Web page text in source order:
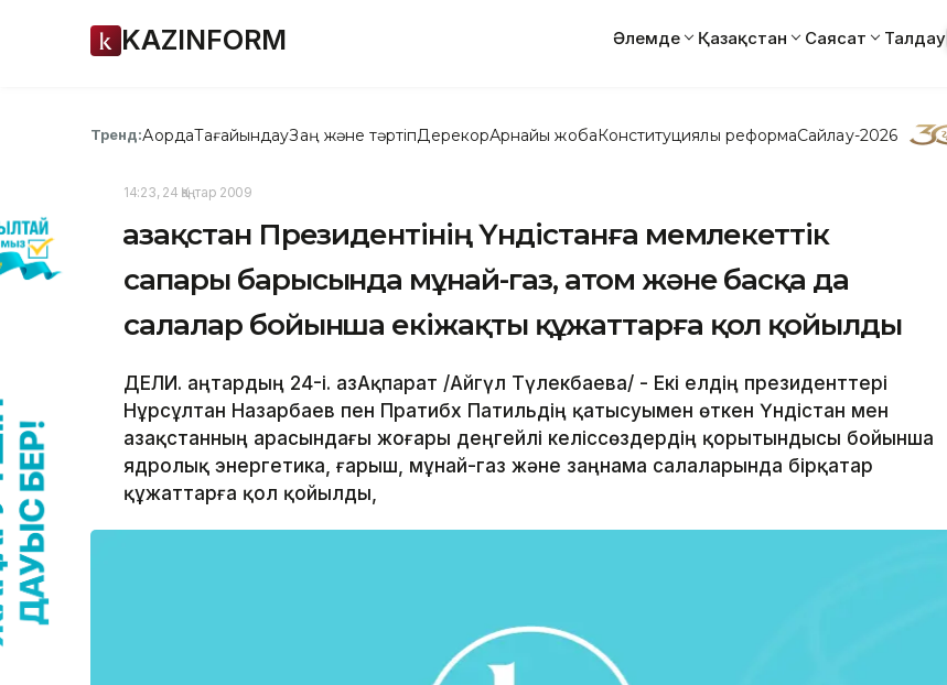
KAZINFORM Әлемде Қазақстан Саясат Талдау
Тренд:АқордаТағайындауЗаң және тәртіпДерекқорАрнайы жобаКонституциялық реформаСайлау-2026
14:23, 24 Қаңтар 2009
Қазақстан Президентінің Үндістанға мемлекеттік
сапары барысында мұнай-газ, атом және басқа да
салалар бойынша екіжақты құжаттарға қол қойылды
ДЕЛИ. Қаңтардың 24-і. ҚазАқпарат /Айгүл Түлекбаева/ - Екі елдің президенттері
Нұрсұлтан Назарбаев пен Пратибх Патильдің қатысуымен өткен Үндістан мен
Қазақстанның арасындағы жоғары деңгейлі келіссөздердің қорытындысы бойынша
ядролық энергетика, ғарыш, мұнай-газ және заңнама салаларында бірқатар
құжаттарға қол қойылды,